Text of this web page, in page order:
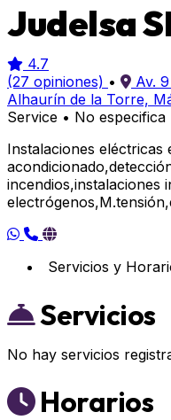
Judelsa
4.7
(27 opiniones) •
Av.
Alhaurín de la Torre,
Service • No especifica
Instalaciones eléctricas
incendios,instalaciones
Servicios y
Servicios
No hay servicios
Horarios